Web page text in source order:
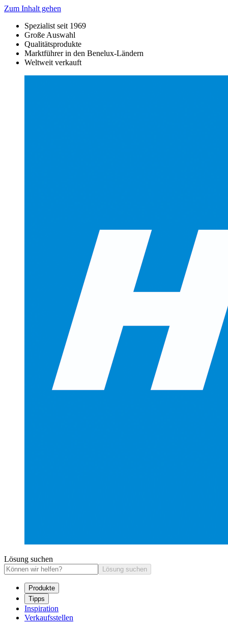
Zum Inhalt gehen
Spezialist seit 1969
Große Auswahl
Qualitätsprodukte
Marktführer in den Benelux-Ländern
Weltweit verkauft
Lösung suchen
Lösung suchen
Produkte
Tipps
Inspiration
Verkaufsstellen